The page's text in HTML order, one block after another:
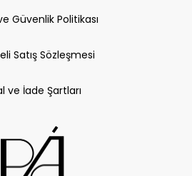
Güvenlik Politikası
Satış Sözleşmesi
ve İade Şartları